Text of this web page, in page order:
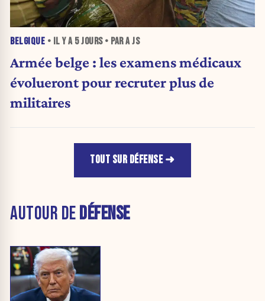
BELGIQUE • IL Y A 5 JOURS• PAR A JS
Armée belge : les examens médicaux
évolueront pour recruter plus de
militaires
TOUT SUR DÉFENSE
AUTOUR DEDÉFENSE